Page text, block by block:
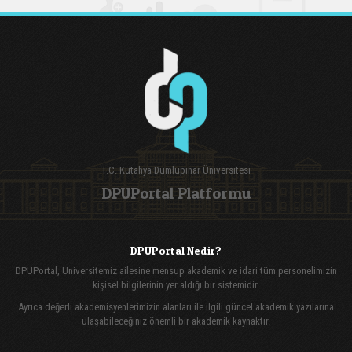
T.C. Kütahya Dumlupınar Üniversitesi
DPUPortal Platformu
DPUPortal Nedir?
DPUPortal, Üniversitemiz ailesine mensup akademik ve idari tüm personelimizin
kişisel bilgilerinin yer aldığı bir sistemidir.
Ayrıca değerli akademisyenlerimizin alanları ile ilgili güncel akademik yazılarına
ulaşabileceğiniz önemli bir akademik kaynaktır.